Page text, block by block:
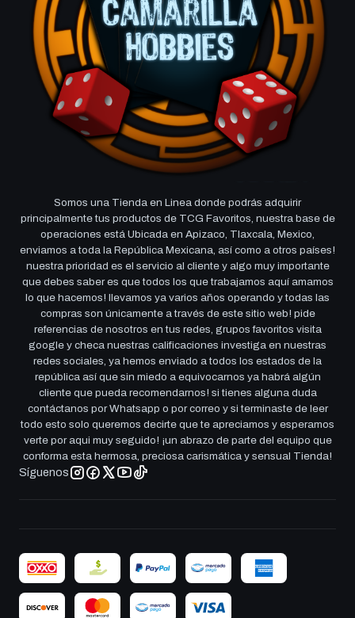
Somos una Tienda en Linea donde podrás adquirir
principalmente tus productos de TCG Favoritos, nuestra base de
operaciones está Ubicada en Apizaco, Tlaxcala, Mexico,
enviamos a toda la República Mexicana, así como a otros países!
nuestra prioridad es el servicio al cliente y algo muy importante
que debes saber es que todos los que trabajamos aquí amamos
lo que hacemos! llevamos ya varios años operando y todas las
compras son únicamente a través de este sitio web! pide
referencias de nosotros en tus redes, grupos favoritos visita
google y checa nuestras calificaciones investiga en nuestras
redes sociales, ya hemos enviado a todos los estados de la
república así que sin miedo a equivocarnos ya habrá algún
cliente que pueda recomendarnos! si tienes alguna duda
contáctanos por Whatsapp o por correo y si terminaste de leer
todo esto solo queremos decirte que te apreciamos y esperamos
verte por aqui muy seguido! ¡un abrazo de parte del equipo que
conforma esta hermosa, preciosa carismática y sensual Tienda!
Síguenos